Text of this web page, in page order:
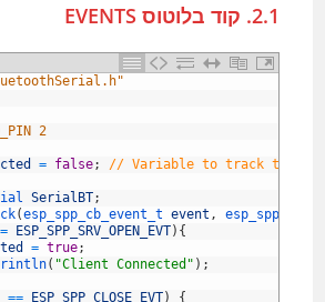
2.1. קוד בלוטוס EVENTS
2
= false; // Variable to track the
SerialBT;
(esp_spp_cb_event_t event ,
ESP_SPP_SRV_OPEN_EVT) {
= true;
( "Client Connected" ) ;
== ESP_SPP_CLOSE_EVT)
{